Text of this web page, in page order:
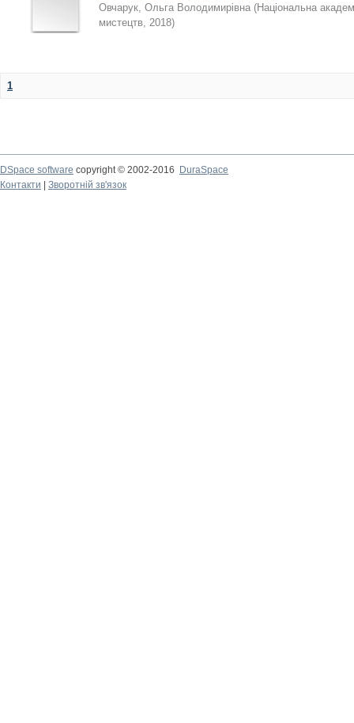
Овчарук, Ольга Володимирівна (Національна
мистецтв, 2018)
1
DSpace software copyright © 2002-2016
DuraSpace
Контакти
Зворотній зв'язок